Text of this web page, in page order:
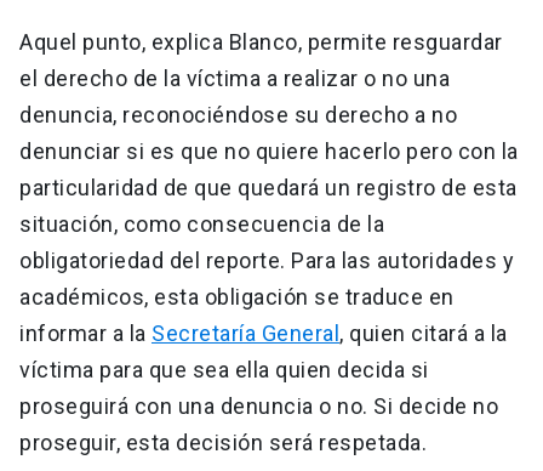
Aquel punto, explica Blanco, permite resguardar
el derecho de la víctima a realizar o no una
denuncia, reconociéndose su derecho a no
denunciar si es que no quiere hacerlo pero con la
particularidad de que quedará un registro de esta
situación, como consecuencia de la
obligatoriedad del reporte. Para las autoridades y
académicos, esta obligación se traduce en
informar a la Secretaría General , quien citará a la
víctima para que sea ella quien decida si
proseguirá con una denuncia o no. Si decide no
proseguir, esta decisión será respetada.